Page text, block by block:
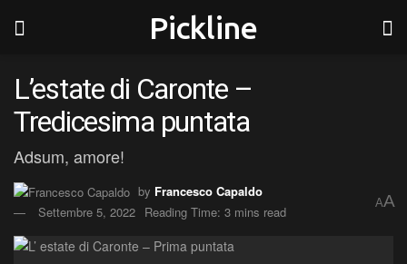
Pickline
L’estate di Caronte –
Tredicesima puntata
Adsum, amore!
by Francesco Capaldo
Settembre 5, 2022 Reading Time: 3 mins read
AA